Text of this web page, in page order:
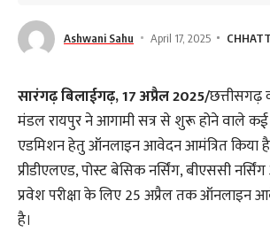
Ashwani Sahu April 17, 2025
सारंगढ़ बिलाईगढ़, 17 अप्रैल 2025/छत्तीसगढ़
मंडल रायपुर ने आगामी सत्र से शुरू होने वाले कई
एडमिशन हेतु ऑनलाइन आवेदन आमंत्रित किया है।
प्रीडीएलएड, पोस्ट बेसिक नर्सिंग, बीएससी
प्रवेश परीक्षा के लिए 25 अप्रैल तक ऑनलाइन
है।